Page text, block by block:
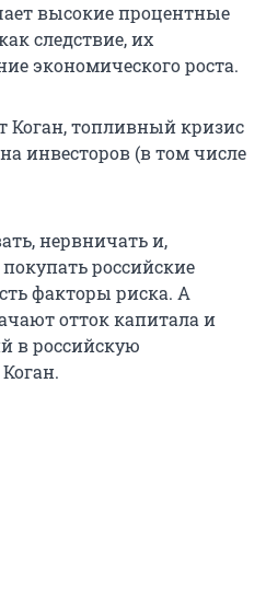
высокие процентные
следствие, их
экономического роста.
Коган, топливный кризис
инвесторов (в том числе
нервничать и,
российские
факторы риска. А
отток капитала и
в российскую